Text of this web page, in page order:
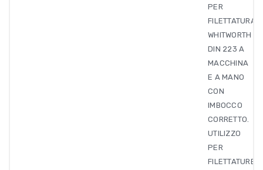
PER
FILETTATURA
WHITWORTH
DIN 223 A
MACCHINA
E A MANO
CON
IMBOCCO
CORRETTO.
UTILIZZO
PER
FILETTATURE